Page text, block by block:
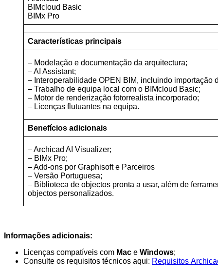
BIMcloud Basic
BIMx Pro
Características principais
– Modelação e documentação da arquitectura;
– AI Assistant;
– Interoperabilidade OPEN BIM, incluindo importação
– Trabalho de equipa local com o BIMcloud Basic;
– Motor de renderização fotorrealista incorporado;
– Licenças flutuantes na equipa.
Benefícios adicionais
– Archicad AI Visualizer;
– BIMx Pro;
– Add-ons por Graphisoft e Parceiros
– Versão Portuguesa;
– Biblioteca de objectos pronta a usar, além de
objectos personalizados.
Informações adicionais:
Licenças compatíveis com Mac e Windows;
Consulte os requisitos técnicos aqui: Requisitos